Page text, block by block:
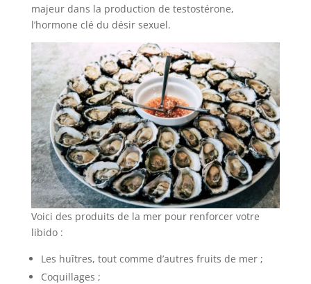
majeur dans la production de testostérone,
l’hormone clé du désir sexuel.
Voici des produits de la mer pour renforcer votre
libido :
Les huîtres, tout comme d’autres fruits de mer ;
Coquillages ;